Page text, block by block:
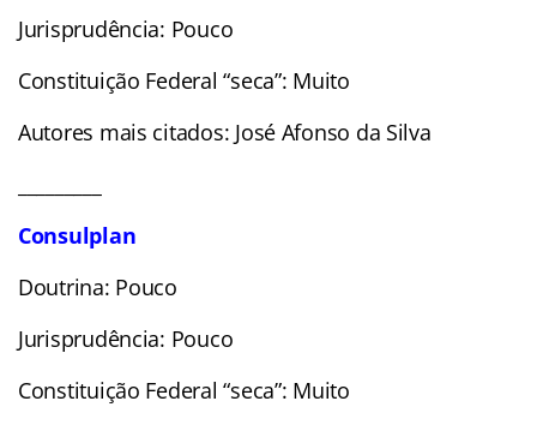
Jurisprudência: Pouco
Constituição Federal “seca”: Muito
Autores mais citados: José Afonso da Silva
Consulplan
Doutrina: Pouco
Jurisprudência: Pouco
Constituição Federal “seca”: Muito